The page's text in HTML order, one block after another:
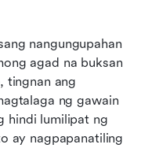
nangungupahan
agad na buksan
tingnan ang
ng gawain
hindi lumilipat ng
ay nagpapanatiling